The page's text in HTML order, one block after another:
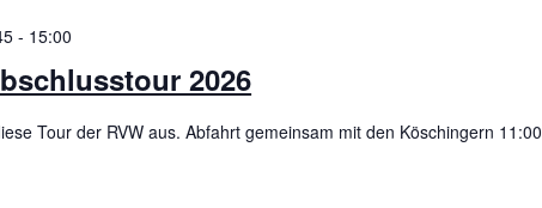
2026
- 15:00
Tour der RVW aus. Abfahrt gemeinsam mit den Köschingern 11:00